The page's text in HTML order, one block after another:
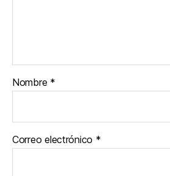
Nombre *
Correo electrónico *